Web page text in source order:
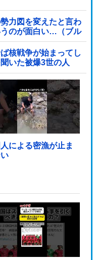
力図を変えたと言わ
のが面白い…（ブル
核戦争が始まってし
いた被爆3世の人
による密漁が止ま